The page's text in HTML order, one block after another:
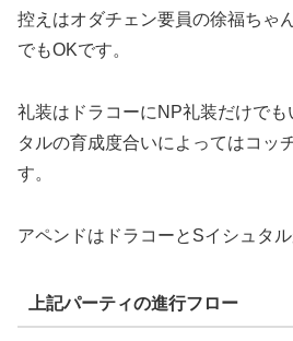
控えはオダチェン要員の徐福ちゃ
でもOKです。
礼装はドラコーにNP礼装だけでも
タルの育成度合いによってはコッ
す。
アペンドはドラコーとSイシュタル
上記パーティの進行フロー